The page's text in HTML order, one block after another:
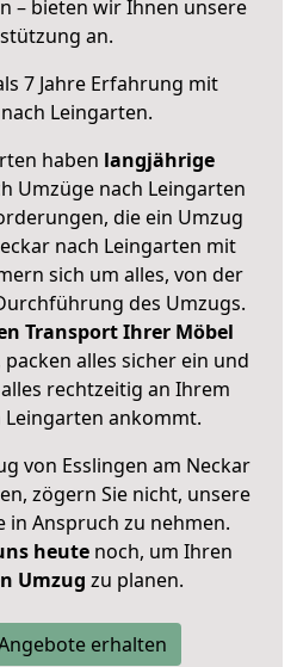
– bieten wir Ihnen unsere
an.
7 Jahre Erfahrung mit
Leingarten.
haben langjährige
Umzüge nach Leingarten
die ein Umzug
nach Leingarten mit
sich um alles, von der
des Umzugs.
Transport Ihrer Möbel
packen alles sicher ein und
rechtzeitig an Ihrem
ankommt.
von Esslingen am Neckar
zögern Sie nicht, unsere
in Anspruch zu nehmen.
heutenoch, um Ihren
Umzug zu planen.
erhalten